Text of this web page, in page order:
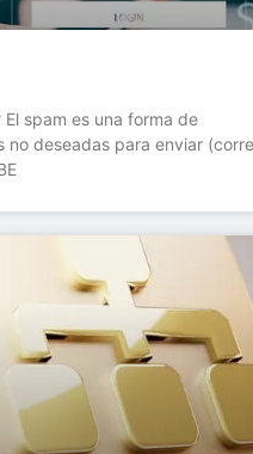
El spam es una forma de
no deseadas para enviar